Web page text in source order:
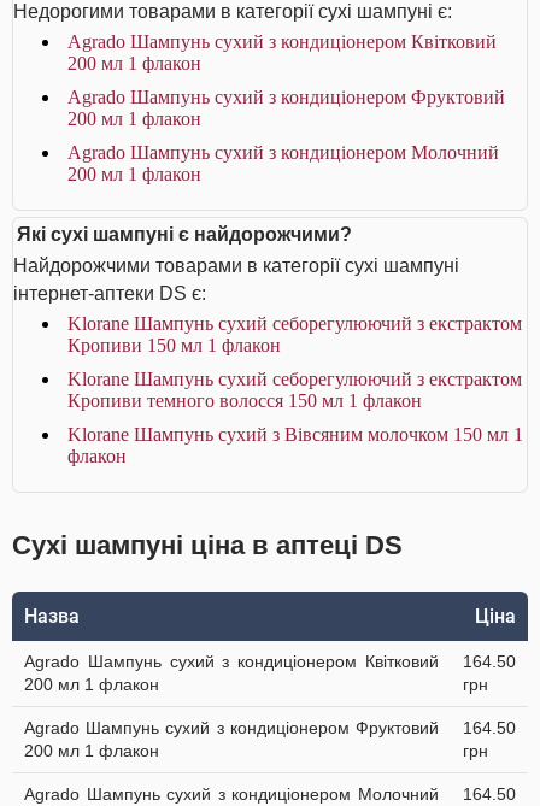
Недорогими товарами в категорії сухі шампуні є:
Agrado Шампунь сухий з кондиціонером Квітковий
200 мл 1 флакон
Agrado Шампунь cухий з кондиціонером Фруктовий
200 мл 1 флакон
Agrado Шампунь cухий з кондиціонером Молочний
200 мл 1 флакон
Які сухі шампуні є найдорожчими?
Найдорожчими товарами в категорії сухі шампуні
інтернет-аптеки DS є:
Klorane Шампунь сухий себорегулюючий з екстрактом
Кропиви 150 мл 1 флакон
Klorane Шампунь сухий себорегулюючий з екстрактом
Кропиви темного волосся 150 мл 1 флакон
Klorane Шампунь сухий з Вівсяним молочком 150 мл 1
флакон
Сухі шампуні ціна в аптеці DS
Назва Ціна
Agrado Шампунь сухий з кондиціонером Квітковий
200 мл 1 флакон
164.50
грн
Agrado Шампунь cухий з кондиціонером Фруктовий
200 мл 1 флакон
164.50
грн
Agrado Шампунь cухий з кондиціонером Молочний
164.50